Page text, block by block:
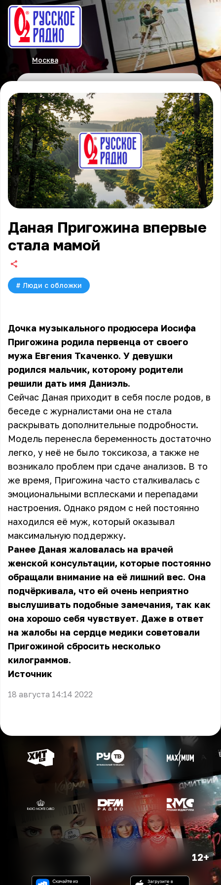
Москва
Даная Пригожина впервые
стала мамой
# Люди с обложки
Дочка музыкального продюсера Иосифа
Пригожина родила первенца от своего
мужа Евгения Ткаченко. У девушки
родился мальчик, которому родители
решили дать имя Даниэль.
Сейчас Даная приходит в себя после родов, в
беседе с журналистами она не стала
раскрывать дополнительные подробности.
Модель перенесла беременность достаточно
легко, у неё не было токсикоза, а также не
возникало проблем при сдаче анализов. В то
же время, Пригожина часто сталкивалась с
эмоциональными всплесками и перепадами
настроения. Однако рядом с ней постоянно
находился её муж, который оказывал
максимальную поддержку.
Ранее Даная жаловалась на врачей
женской консультации, которые постоянно
обращали внимание на её лишний вес. Она
подчёркивала, что ей очень неприятно
выслушивать подобные замечания, так как
она хорошо себя чувствует. Даже в ответ
на жалобы на сердце медики советовали
Пригожиной сбросить несколько
килограммов.
Источник
18 августа 14:14 2022
12+